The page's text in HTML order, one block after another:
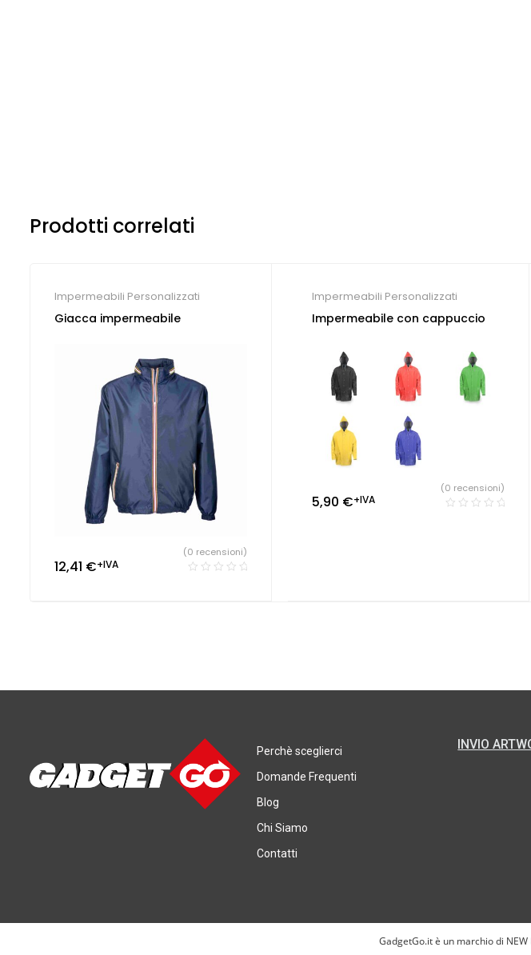
Prodotti correlati
Impermeabili Personalizzati
Giacca impermeabile
12,41 €+IVA
(0 recensioni)
Impermeabili Personalizzati
Impermeabile con cappuccio
5,90 €+IVA
(0 recensioni)
Perchè sceglierci
Domande Frequenti
Blog
Chi Siamo
Contatti
INVIO
GadgetGo.it è un marchio di NEW